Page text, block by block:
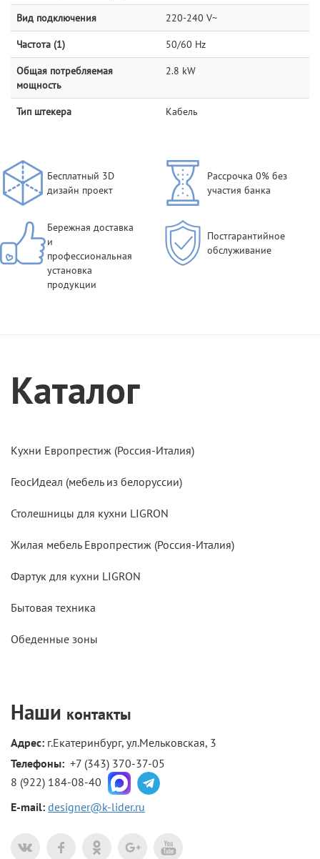
Вид подключения 220-240 V~
Частота (1) 50/60 Hz
Общая потребляемая
мощность
2.8 kW
Тип штекера Кабель
Бесплатный 3D
дизайн проект
Рассрочка 0% без
участия банка
Бережная доставка
и
профессиональная
установка
продукции
Постгарантийное
обслуживание
Каталог
Кухни Европрестиж (Россия-Италия)
ГеосИдеал (мебель из белоруссии)
Столешницы для кухни LIGRON
Жилая мебель Европрестиж (Россия-Италия)
Фартук для кухни LIGRON
Бытовая техника
Обеденные зоны
Наши контакты
Адрес: г.Екатеринбург, ул.Мельковская, 3
Телефоны: +7 (343) 370-37-05
8 (922) 184-08-40
E-mail: designer@k-lider.ru